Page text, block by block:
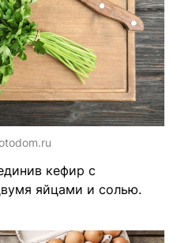
кефир с
яйцами и солью.